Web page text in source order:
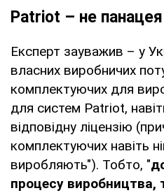
Рatriot – не панацея
Експерт зауважив – у
власних виробничих
комплектуючих для
для систем Patriot,
відповідну ліцензію
комплектуючих навіть
виробляють"). Тобто, "
процесу виробництва,